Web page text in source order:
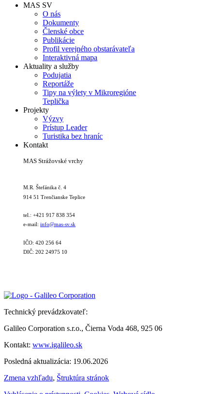
MAS SV
O nás
Dokumenty
Členské obce
Publikácie
Profil verejného obstarávateľa
Interaktivná mapa
Aktuality a služby
Podujatia
Reportáže
Tipy na výlety v Mikroregióne
Teplička
Projekty
Výzvy
Prístup Leader
Turistika bez hraníc
Kontakt
MAS Strážovské vrchy
M.R. Štefánika č. 4
914 51 Trenčianske Teplice
tel.: +421 917 838 354
e-mail: info@mas-sv.sk
IČO: 420 256 64
DIČ: 202 24975 10
Technický prevádzkovateľ:
Galileo Corporation s.r.o., Čierna Voda 468, 925 06
Kontakt: www.igalileo.sk
Posledná aktualizácia: 19.06.2026
Zmena vzhľadu, Štruktúra stránok